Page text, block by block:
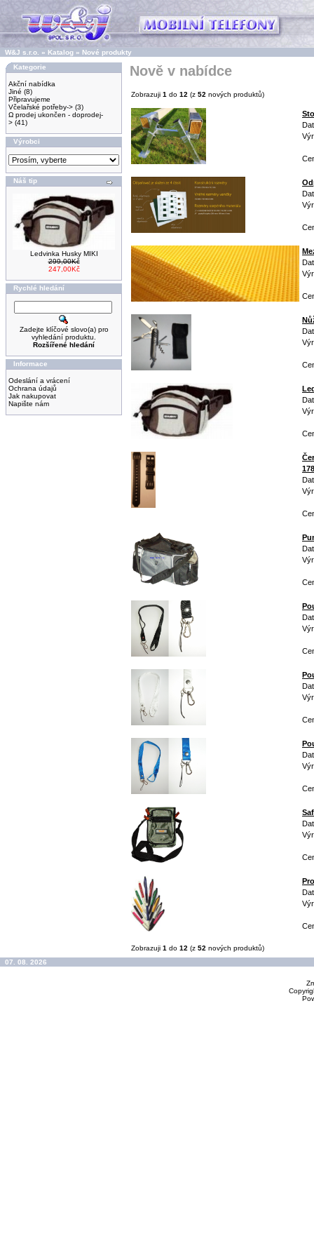
W&J s.r.o. » Katalog » Nové produkty
Kategorie
Akční nabídka
Jiné (8)
Připravujeme
Včelařské potřeby-> (3)
Ω prodej ukončen - doprodej-
> (41)
Výrobci
Náš tip
Ledvinka Husky MIKI
299,00Kč
247,00Kč
Rychlé hledání
Zadejte klíčové slovo(a) pro
vyhledání produktu.
Rozšířené hledání
Informace
Odeslání a vrácení
Ochrana údajů
Jak nakupovat
Napište nám
Nově v nabídce
Zobrazuji 1 do 12 (z 52 nových produktů)
178
Zobrazuji 1 do 12 (z 52 nových produktů)
07. 08. 2026